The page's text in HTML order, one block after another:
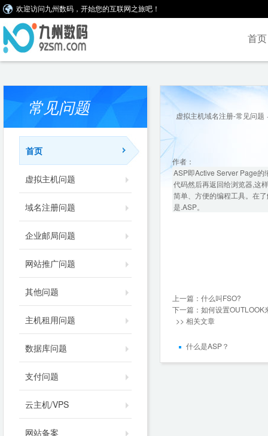
欢迎访问九州数码，开始您的互联网之旅吧！
首页
常见问题
首页
虚拟主机问题
域名注册问题
企业邮局问题
网站推广问题
其他问题
主机租用问题
数据库问题
支付问题
云主机/VPS
网站备案
虚拟主机域名注册-常见问题
作者：
ASP即Active Server Page的
代码然后再返回给浏览器,这
简单、方便的编程工具。在
是.ASP。
上一篇： 什么叫FSO?
下一篇： 如何设置OUTLOOK
>> 相关文章
什么是ASP？